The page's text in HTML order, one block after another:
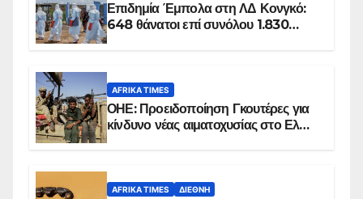
Επιδημία Έμπολα στη ΛΔ Κονγκό:
648 θάνατοι επί συνόλου 1.830
AFRIKA TIMES
ΟΗΕ: Προειδοποίηση Γκουτέρες για
κίνδυνο νέας αιματοχυσίας στο Ελ
AFRIKA TIMES ΔΙΕΘΝΉ